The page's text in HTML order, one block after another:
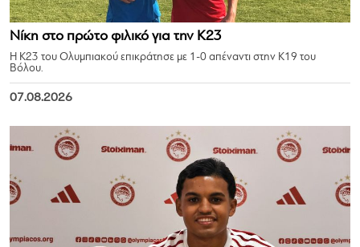
Νίκη στο πρώτο φιλικό για την Κ23
Η Κ23 του Ολυμπιακού επικράτησε με 1-0 απέναντι στην Κ19 του
Βόλου.
07.08.2026